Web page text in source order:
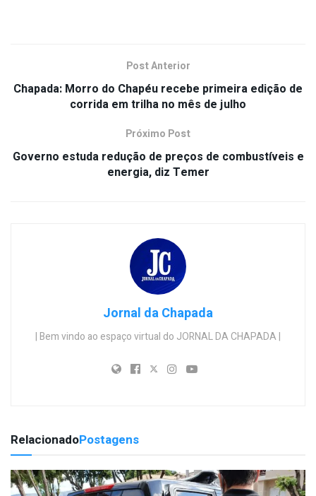
Post Anterior
Chapada: Morro do Chapéu recebe primeira edição de
corrida em trilha no mês de julho
Próximo Post
Governo estuda redução de preços de combustíveis e
energia, diz Temer
Jornal da Chapada
| Bem vindo ao espaço virtual do JORNAL DA CHAPADA |
RelacionadoPostagens